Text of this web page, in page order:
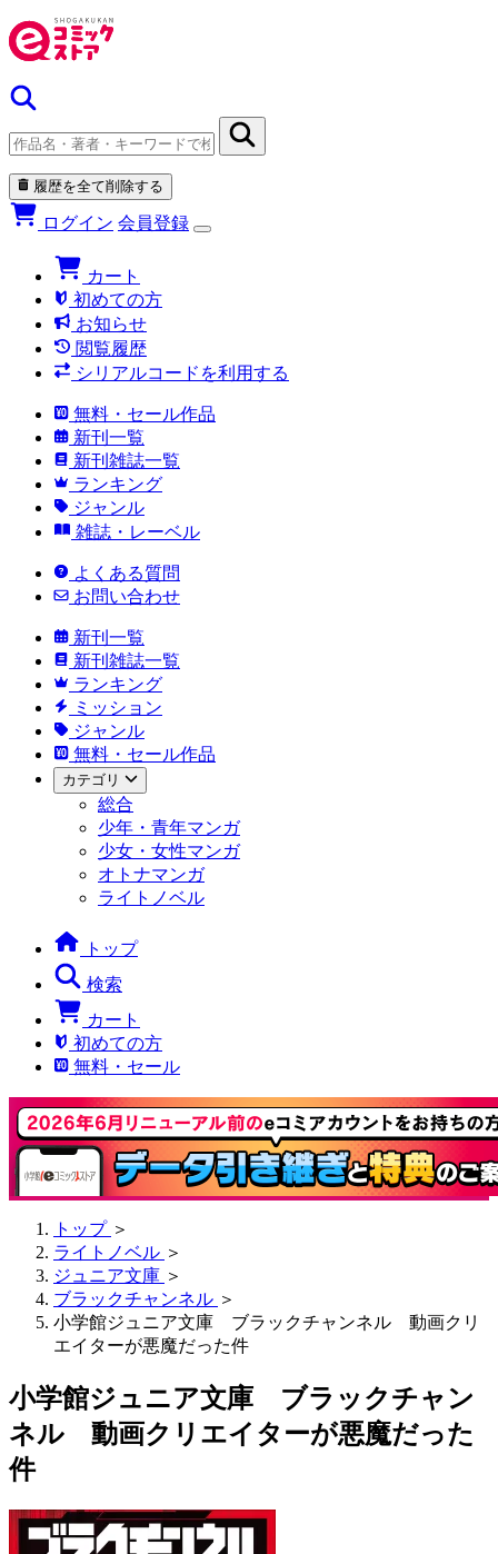
履歴を全て削除する
ログイン 会員登録
カート
初めての方
お知らせ
閲覧履歴
シリアルコードを利用する
無料・セール作品
新刊一覧
新刊雑誌一覧
ランキング
ジャンル
雑誌・レーベル
よくある質問
お問い合わせ
新刊一覧
新刊雑誌一覧
ランキング
ミッション
ジャンル
無料・セール作品
カテゴリ
総合
少年・青年マンガ
少女・女性マンガ
オトナマンガ
ライトノベル
トップ
検索
カート
初めての方
無料・セール
トップ ＞
ライトノベル ＞
ジュニア文庫 ＞
ブラックチャンネル ＞
小学館ジュニア文庫 ブラックチャンネル 動画クリ
エイターが悪魔だった件
小学館ジュニア文庫 ブラックチャン
ネル 動画クリエイターが悪魔だった
件